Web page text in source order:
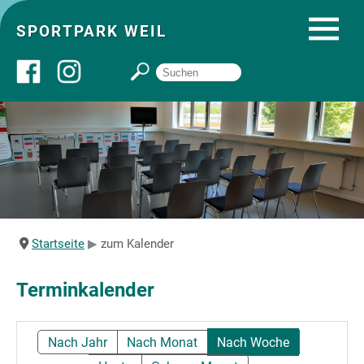
SPORTPARK WEIL
Über uns
Startseite
Angebote
Sportpark
Startseite zum Kalender
Terminkalender
Nach Jahr Nach Monat
Nach Woche